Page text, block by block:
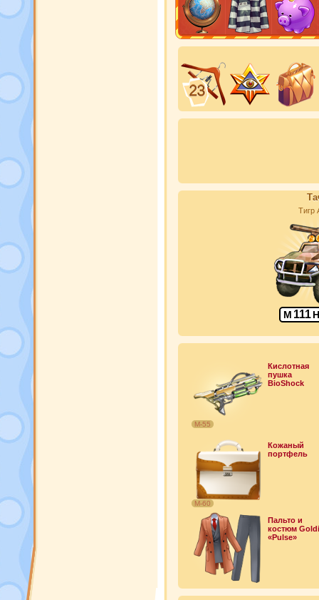
Тигр
М 111
М-55
Кислотная
пушка
BioShock
М-60
Кожаный
портфель
Пальто и
костюм
«Pulse»